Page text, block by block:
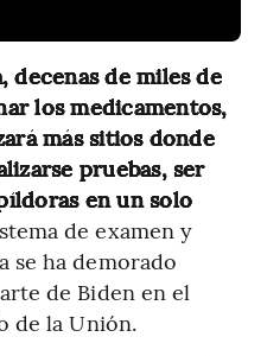
decenas de miles de
los medicamentos,
más sitios donde
pruebas, ser
en un solo
de examen y
se ha demorado
de Biden en el
de la Unión.